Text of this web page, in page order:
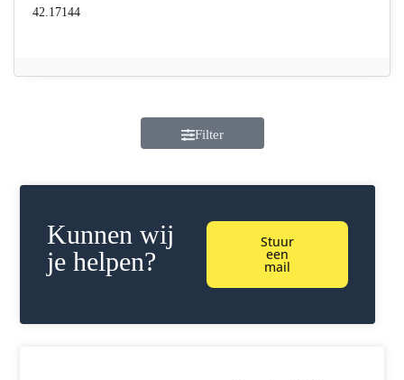
42.17144
Filter
Kunnen wij
je helpen?
Stuur
een
mail